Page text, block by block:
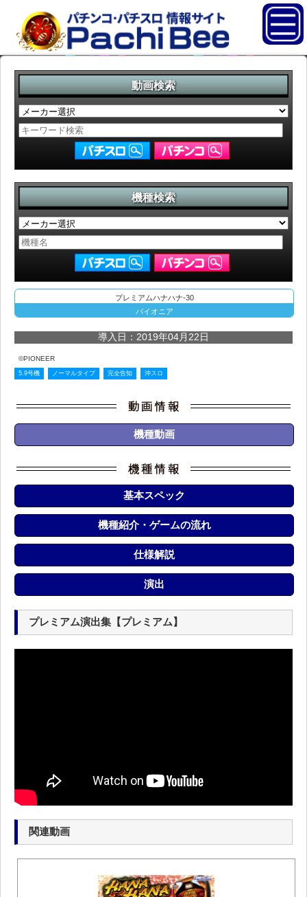
動画検索
機種検索
プレミアムハナハナ-30
パイオニア
導入日：2019年04月22日
©PIONEER
5.9号機 ノーマルタイプ 完全告知 沖スロ
機種動画
基本スペック
機種紹介・ゲームの流れ
仕様解説
演出
プレミアム演出集【プレミアム】
関連動画